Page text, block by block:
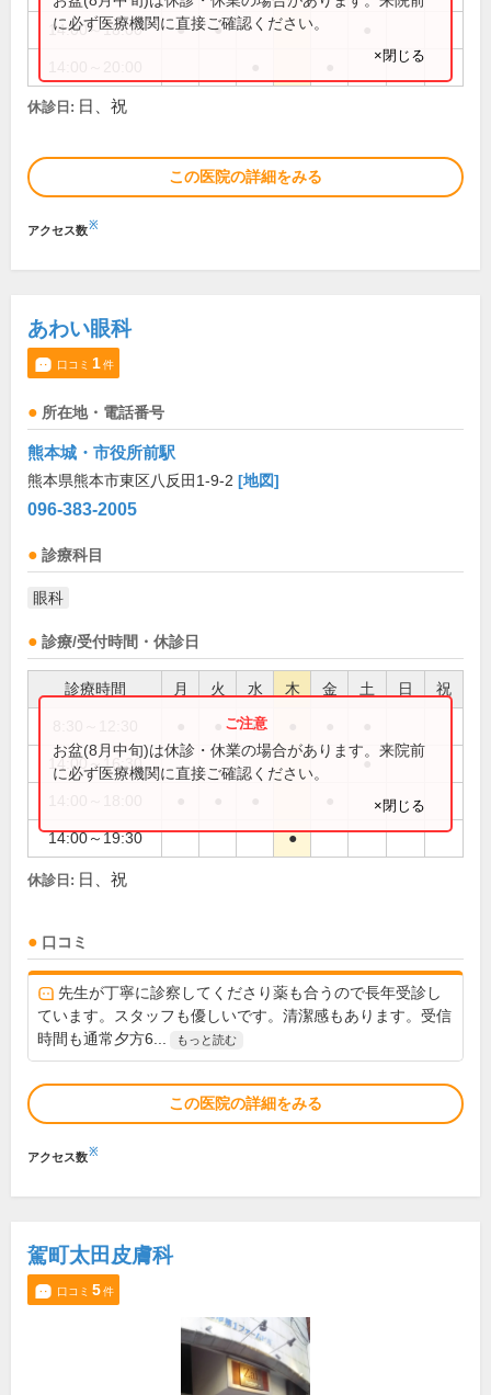
14:00～18:00 ● ●
に必ず医療機関に直接ご確認ください。
×閉じる
休診日: 日、祝
この医院の詳細をみる
アクセス数※
あわい眼科
口コミ 1件
所在地・電話番号
熊本城・市役所前駅
熊本県熊本市東区八反田1-9-2 [地図]
096-383-2005
診療科目
眼科
診療/受付時間・休診日
診療時間 月 火 水 木 金 土 日 祝
●
14:00～16:30 ●
14:00～19:30 ●
お盆(8月中旬)は休診・休業の場合があります。来院前
に必ず医療機関に直接ご確認ください。
×閉じる
休診日: 日、祝
口コミ
先生が丁寧に診察してくださり薬も合うので長年受診し
ています。スタッフも優しいです。清潔感もあります。受信
時間も通常夕方6...
もっと読む
この医院の詳細をみる
アクセス数※
駕町太田皮膚科
口コミ 5件